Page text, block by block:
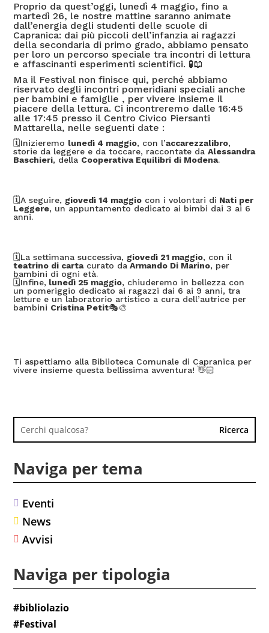
Proprio da quest’oggi, lunedì 4 maggio, fino a
martedì 26, le nostre mattine saranno animate
dall’energia degli studenti delle scuole di
Capranica: dai più piccoli dell’infanzia ai ragazzi
della secondaria di primo grado, abbiamo pensato
per loro un percorso speciale tra incontri di lettura
e affascinanti esperimenti scientifici. 🧪📖
Ma il Festival non finisce qui, perché abbiamo
riservato degli incontri pomeridiani speciali anche
per bambini e famiglie , per vivere insieme il
piacere della lettura. Ci incontreremo dalle 16:45
alle 17:45 presso il Centro Civico Piersanti
Mattarella, nelle seguenti date :
🗓️Inizieremo lunedì 4 maggio, con l’accarezzalibro,
storie da leggere e da toccare, raccontate daAlessandra
Baschieri, della Cooperativa Equilibri di Modena.
🗓️A seguire, giovedì 14 maggio con i volontari di Nati per
Leggere, un appuntamento dedicato ai bimbi dai 3 ai 6
anni.
🗓️La settimana successiva, giovedì 21 maggio, con il
teatrino di cartacurato da Armando Di Marino, per
bambini di ogni età.
🗓️Infine, lunedì 25 maggio, chiuderemo in bellezza con
un pomeriggio dedicato ai ragazzi dai 6 ai 9 anni, tra
letture e un laboratorio artistico a cura dell’autrice per
bambini Cristina Petit🎭🎨
Ti aspettiamo alla Biblioteca Comunale di Capranica per
vivere insieme questa bellissima avventura! 👋🏻
Naviga per tema
 Eventi
 News
 Avvisi
Naviga per tipologia
#bibliolazio
#Festival